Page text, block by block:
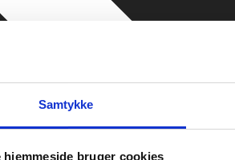
Samtykke
hjemmeside bruger cookies